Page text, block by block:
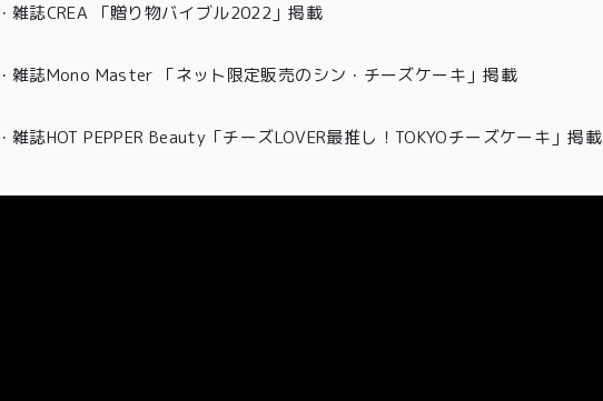
・雑誌CREA 「贈り物バイブル2022」掲載
・雑誌Mono Master 「ネット限定販売のシン・チーズケーキ」掲載
・ 雑誌HOT PEPPER Beauty「チーズLOVER最推し！TOKYOチーズケーキ」掲載